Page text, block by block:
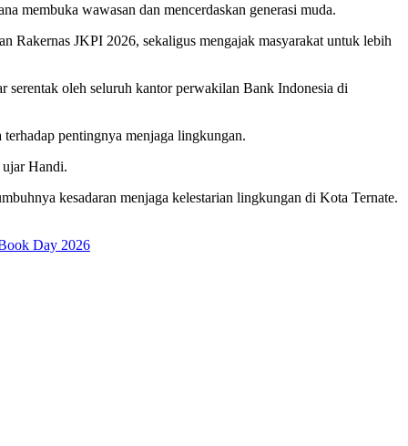
membuka wawasan dan mencerdaskan generasi muda.
Rakernas JKPI 2026, sekaligus mengajak masyarakat untuk lebih
oleh seluruh kantor perwakilan Bank Indonesia di
pentingnya menjaga lingkungan.
ujar Handi.
kesadaran menjaga kelestarian lingkungan di Kota Ternate.
Day 2026